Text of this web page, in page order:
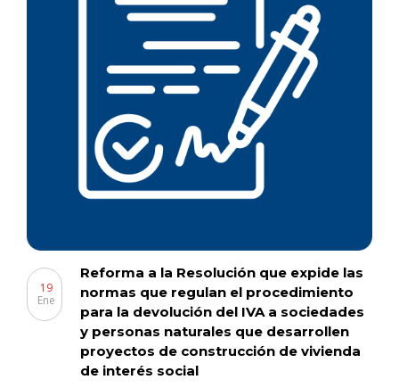
Reforma a la Resolución que expide las
normas que regulan el procedimiento
para la devolución del IVA a sociedades
y personas naturales que desarrollen
proyectos de construcción de vivienda
de interés social
19
Ene